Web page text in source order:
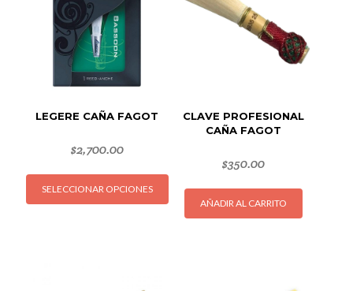
LEGERE CAÑA FAGOT
$2,700.00
SELECCIONAR OPCIONES
Este
producto
CLAVE PROFESIONAL
CAÑA FAGOT
$350.00
AÑADIR AL CARRITO